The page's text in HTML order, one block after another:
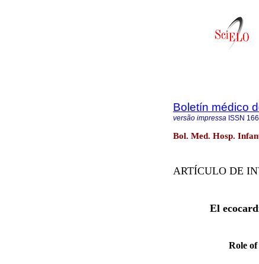
Boletín médico
versão impressa ISSN
Bol. Med. Hosp.
ARTÍCULO DE
El
Role